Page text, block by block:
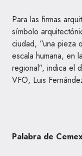
Para las firmas
símbolo
ciudad, “una pieza
escala humana, en
regional”, indica el
VFO, Luis
Palabra de